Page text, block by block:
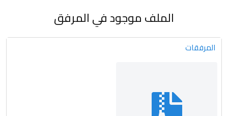
الملف موجود في المرفق
المرفقات